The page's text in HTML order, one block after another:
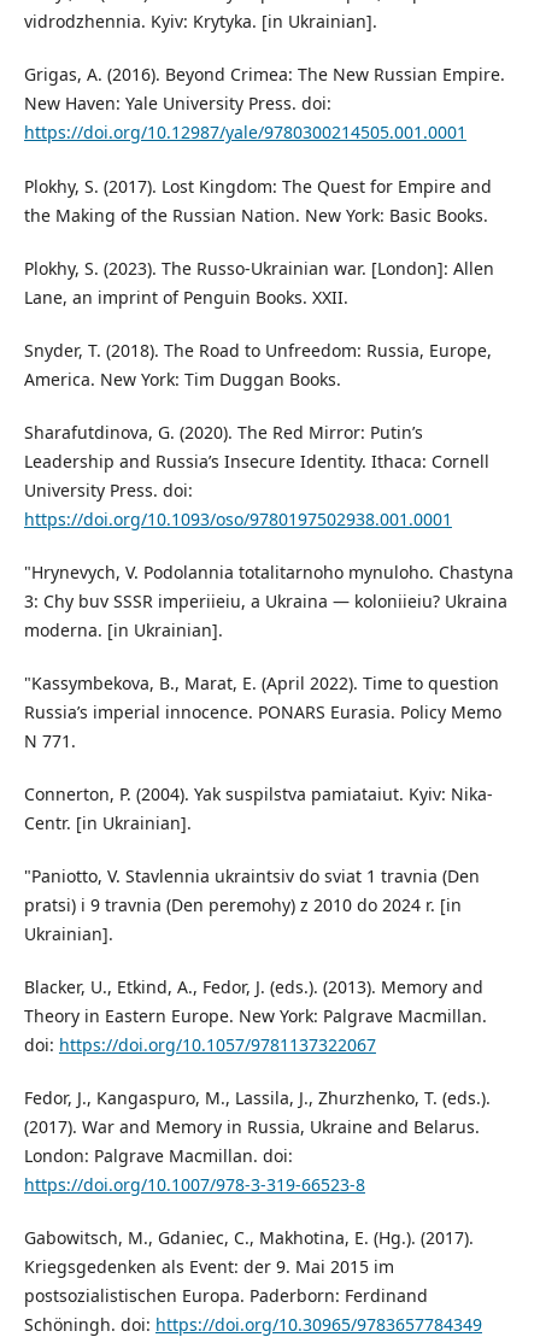
vidrodzhennia. Kyiv: Krytyka. [in Ukrainian].
Grigas, A. (2016). Beyond Crimea: The New Russian Empire.
New Haven: Yale University Press. doi:
https://doi.org/10.12987/yale/9780300214505.001.0001
Plokhy, S. (2017). Lost Kingdom: The Quest for Empire and
the Making of the Russian Nation. New York: Basic Books.
Plokhy, S. (2023). The Russo-Ukrainian war. [London]: Allen
Lane, an imprint of Penguin Books. XXII.
Snyder, T. (2018). The Road to Unfreedom: Russia, Europe,
America. New York: Tim Duggan Books.
Sharafutdinova, G. (2020). The Red Mirror: Putin’s
Leadership and Russia’s Insecure Identity. Ithaca: Cornell
University Press. doi:
https://doi.org/10.1093/oso/9780197502938.001.0001
"Hrynevych, V. Podolannia totalitarnoho mynuloho. Chastyna
3: Chy buv SSSR imperiieiu, a Ukraina — koloniieiu? Ukraina
moderna. [in Ukrainian].
"Kassymbekova, B., Marat, E. (April 2022). Time to question
Russia’s imperial innocence. PONARS Eurasia. Policy Memo
N 771.
Connerton, P. (2004). Yak suspilstva pamiataiut. Kyiv: Nika-
Centr. [in Ukrainian].
"Paniotto, V. Stavlennia ukraintsiv do sviat 1 travnia (Den
pratsi) i 9 travnia (Den peremohy) z 2010 do 2024 r. [in
Ukrainian].
Blacker, U., Etkind, A., Fedor, J. (eds.). (2013). Memory and
Theory in Eastern Europe. New York: Palgrave Macmillan.
doi: https://doi.org/10.1057/9781137322067
Fedor, J., Kangaspuro, M., Lassila, J., Zhurzhenko, T. (eds.).
(2017). War and Memory in Russia, Ukraine and Belarus.
London: Palgrave Macmillan. doi:
https://doi.org/10.1007/978-3-319-66523-8
Gabowitsch, M., Gdaniec, C., Makhotina, E. (Hg.). (2017).
Kriegsgedenken als Event: der 9. Mai 2015 im
postsozialistischen Europa. Paderborn: Ferdinand
Schöningh. doi: https://doi.org/10.30965/9783657784349